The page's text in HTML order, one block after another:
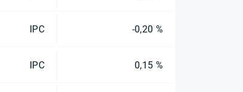
IPC -0,20 %
IPC 0,15 %